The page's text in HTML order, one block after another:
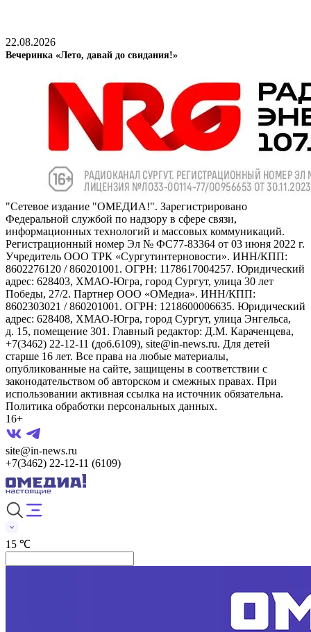
22.08.2026
Вечеринка «Лето, давай до свидания!»
"Сетевое издание "ОМЕДИА!". Зарегистрировано
Федеральной службой по надзору в сфере связи,
информационных технологий и массовых коммуникаций.
Регистрационный номер Эл № ФС77-83364 от 03 июня 2022 г.
Учредитель ООО ТРК «Сургутинтерновости». ИНН/КПП:
8602276120 / 860201001. ОГРН: 1178617004257. Юридический
адрес: 628403, ХМАО-Югра, город Сургут, улица 30 лет
Победы, 27/2. Партнер ООО «ОМедиа». ИНН/КПП:
8602303021 / 860201001. ОГРН: 1218600006635. Юридический
адрес: 628408, ХМАО-Югра, город Сургут, улица Энгельса,
д. 15, помещение 301. Главный редактор: Д.М. Караченцева,
+7(3462) 22-12-11 (доб.6109), site@in-news.ru. Для детей
старше 16 лет. Все права на любые материалы,
опубликованные на сайте, защищены в соответствии с
законодательством об авторском и смежных правах. При
использовании активная ссылка на источник обязательна.
Политика обработки персональных данных.
16+
site@in-news.ru
+7(3462) 22-12-11 (6109)
15 ℃